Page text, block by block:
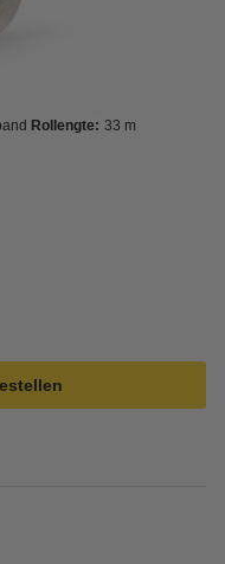
Rollengte: 33 m